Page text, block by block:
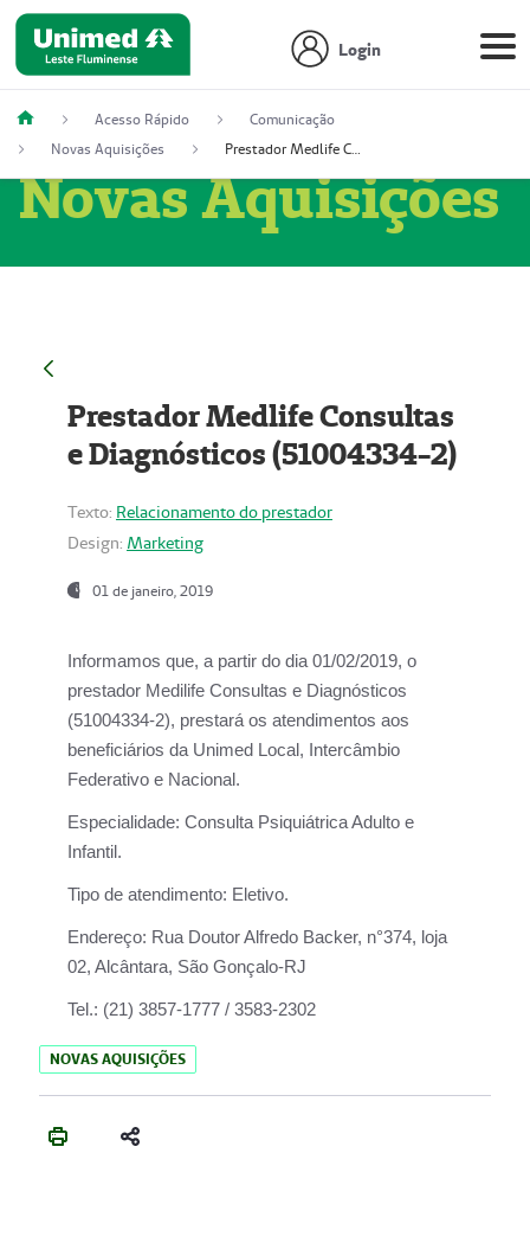
Login
Acesso Rápido
Comunicação
Novas Aquisições
Prestador Medlife Consultas e Diagnósticos (51004334-2)
Novas Aquisições
Prestador Medlife Consultas
e Diagnósticos (51004334-2)
Texto: Relacionamento do prestador
Design: Marketing
01 de janeiro, 2019
Informamos que, a partir do dia 01/02/2019, o
prestador Medilife Consultas e Diagnósticos
(51004334-2), prestará os atendimentos aos
beneficiários da Unimed Local, Intercâmbio
Federativo e Nacional.
Especialidade: Consulta Psiquiátrica Adulto e
Infantil.
Tipo de atendimento: Eletivo.
Endereço: Rua Doutor Alfredo Backer, n°374, loja
02, Alcântara, São Gonçalo-RJ
Tel.: (21) 3857-1777 / 3583-2302
NOVAS AQUISIÇÕES